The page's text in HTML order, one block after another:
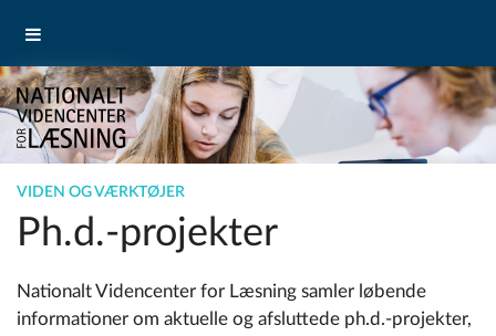
VIDEN OG VÆRKTØJER
Ph.d.-projekter
Nationalt Videncenter for Læsning samler løbende
informationer om aktuelle og afsluttede ph.d.-projekter,